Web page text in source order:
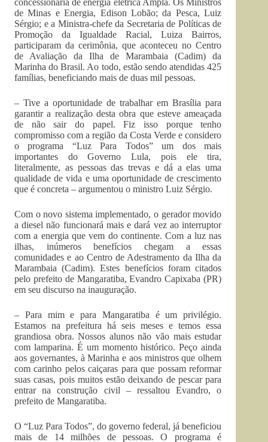
de Minas e Energia, Edison Lobão; da Pesca, Luiz
Sérgio; e a Ministra-chefe da Secretaria de Políticas de
Promoção da Igualdade Racial, Luiza Bairros,
participaram da cerimônia, que aconteceu no Centro
de Avaliação da Ilha de Marambaia (Cadim) da
Marinha do Brasil. Ao todo, estão sendo atendidas 425
famílias, beneficiando mais de duas mil pessoas.
– Tive a oportunidade de trabalhar em Brasília para
garantir a realização desta obra que esteve ameaçada
de não sair do papel. Fiz isso porque tenho
compromisso com a região da Costa Verde e considero
o programa “Luz Para Todos” um dos mais
importantes do Governo Lula, pois ele tira,
literalmente, as pessoas das trevas e dá a elas uma
qualidade de vida e uma oportunidade de crescimento
que é concreta – argumentou o ministro Luiz Sérgio.
Com o novo sistema implementado, o gerador movido
a diesel não funcionará mais e dará vez ao interruptor
com a energia que vem do continente. Com a luz nas
ilhas, inúmeros benefícios chegam a essas
comunidades e ao Centro de Adestramento da Ilha da
Marambaia (Cadim). Estes benefícios foram citados
pelo prefeito de Mangaratiba, Evandro Capixaba (PR)
em seu discurso na inauguração.
– Para mim e para Mangaratiba é um privilégio.
Estamos na prefeitura há seis meses e temos essa
grandiosa obra. Nossos alunos não vão mais estudar
com lamparina. É um momento histórico. Peço ainda
aos governantes, à Marinha e aos ministros que olhem
com carinho pelos caiçaras para que possam reformar
suas casas, pois muitos estão deixando de pescar para
entrar na construção civil – ressaltou Evandro, o
prefeito de Mangaratiba.
O “Luz Para Todos”, do governo federal, já beneficiou
mais de 14 milhões de pessoas. O programa é